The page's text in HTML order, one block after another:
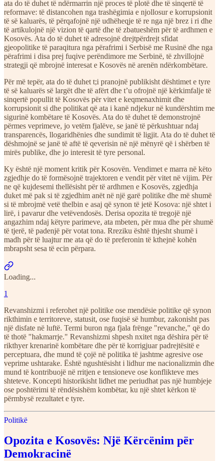
ata do të duhet të ndërmarrin një proces të plotë dhe të sinqertë të
reformave: të distancohen nga trashëgimia e njollosur e korrupsionit
të së kaluarës, të përqafojnë një udhëheqje të re nga një brez i ri dhe
të artikulojnë një vizion të qartë dhe të zbatueshëm për të ardhmen e
Kosovës. Ata do të duhet të adresojnë drejtpërdrejt sfidat
gjeopolitike të paraqitura nga përafrimi i Serbisë me Rusinë dhe nga
përafrimi i disa prej fuqive perëndimore me Serbinë, të zhvillojnë
strategji që mbrojnë interesat e Kosovës në arenën ndërkombëtare.
Për më tepër, ata do të duhet t;i pranojnë publikisht dështimet e tyre
të së kaluarës së largët dhe të afërt dhe t’u ofrojnë një kërkimfalje të
sinqertë popullit të Kosovës për vitet e keqmenaxhimit dhe
korrupsionit si dhe politikat që ata i kanë ndjekur në kundërshtim me
sigurinë kombëtare të Kosovës. Ata do të duhet të demonstrojnë
përmes veprimeve, jo vetëm fjalëve, se janë të përkushtuar ndaj
transparencës, llogaridhënies dhe sundimit të ligjit. Ata do të duhet të
dëshmojnë se janë të aftë të qeverisin në një mënyrë që i shërben të
mirës publike, dhe jo interesit të tyre personal.
Ky është një moment kritik për Kosovën. Vendimet e marra në këto
zgjedhje do të formësojnë trajektoren e vendit për vitet në vijim. Për
ne që kujdesemi thellësisht për të ardhmen e Kosovës, zgjedhja
duket më pak si të zgjedhim anët në një garë politike dhe më shumë
si të mbrojmë vetë thelbin e asaj që synon të jetë Kosova: një shtet i
lirë, i pavarur dhe vetëvendosës. Derisa opozita të tregojë një
angazhim ndaj këtyre parimeve, ata mbeten, për mua dhe për shumë
të tjerë, të padenjë për votat tona. Rreziku është thjesht shumë i
madh për të luajtur me ata që do të preferonin të kthejnë kohën
mbrapsht sesa të ecin përpara.
Loading...
1
Revanshizmi i referohet një politike ose mendësie politike që synon
rikthimin e territoreve, statusit, ose fuqisë së humbur, zakonisht pas
një disfate në luftë. Termi buron nga fjala frënge "revanche," që do
të thotë "hakmarrje." Revanshizmi shpesh nxitet nga dëshira për të
rikthyer krenarinë kombëtare dhe për të korrigjuar padrejtësitë e
perceptuara, dhe mund të çojë në politika të jashtme agresive ose
veprime ushtarake. Është ngushtësisht i lidhur me nacionalizmin dhe
mund të kontribuojë në rritjen e tensioneve ose konflikteve mes
shteteve. Koncepti historikisht lidhet me periudhat pas një humbjeje
ose poshtërimi të rëndësishëm kombëtar, ku një shtet kërkon të
përmbysë rezultatet e tyre.
Politikë
Opozita e Kosovës: Një Kërcënim për
Demokracinë